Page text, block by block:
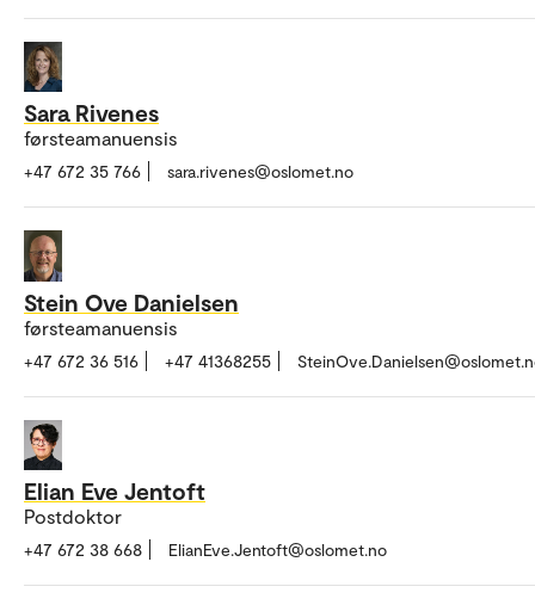
Sara Rivenes
førsteamanuensis
+47 672 35 766 sara.rivenes@oslomet.no
Stein Ove Danielsen
førsteamanuensis
+47 672 36 516 +47 41368255
Elian Eve Jentoft
Postdoktor
+47 672 38 668 ElianEve.Jentoft@oslomet.no